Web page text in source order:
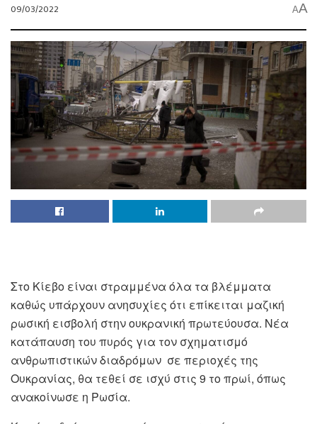
09/03/2022 AA
Στο Κίεβο είναι στραμμένα όλα τα βλέμματα
καθώς υπάρχουν ανησυχίες ότι επίκειται μαζική
ρωσική εισβολή στην ουκρανική πρωτεύουσα. Νέα
κατάπαυση του πυρός για τον σχηματισμό
ανθρωπιστικών διαδρόμων σε περιοχές της
Ουκρανίας, θα τεθεί σε ισχύ στις 9 το πρωί, όπως
ανακοίνωσε η Ρωσία.